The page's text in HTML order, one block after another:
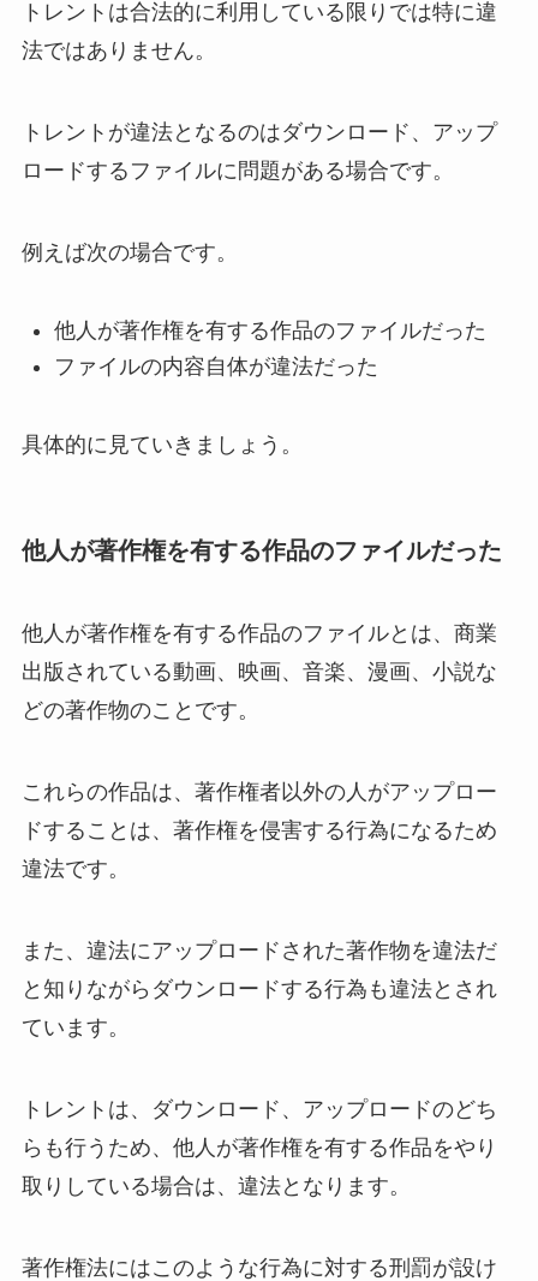
トレントは合法的に利用している限りでは特に違
法ではありません。
トレントが違法となるのはダウンロード、アップ
ロードするファイルに問題がある場合です。
例えば次の場合です。
他人が著作権を有する作品のファイルだった
ファイルの内容自体が違法だった
具体的に見ていきましょう。
他人が著作権を有する作品のファイルだった
他人が著作権を有する作品のファイルとは、商業
出版されている動画、映画、音楽、漫画、小説な
どの著作物のことです。
これらの作品は、著作権者以外の人がアップロー
ドすることは、著作権を侵害する行為になるため
違法です。
また、違法にアップロードされた著作物を違法だ
と知りながらダウンロードする行為も違法とされ
ています。
トレントは、ダウンロード、アップロードのどち
らも行うため、他人が著作権を有する作品をやり
取りしている場合は、違法となります。
著作権法にはこのような行為に対する刑罰が設け